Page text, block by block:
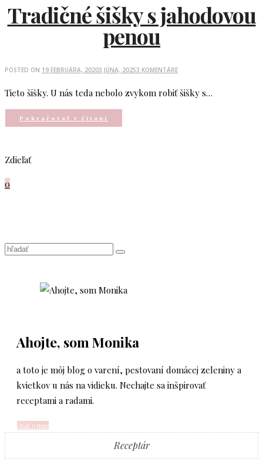
Tradičné šišky s jahodovou
penou
POSTED ON 19 FEBRUÁRA, 20203 JÚNA, 20253 KOMENTÁRE
Tieto šišky. U nás teda nebolo zvykom robiť šišky s…
Pokračovať v čítaní
Zdieľať
0
Ahojte, som Monika
a toto je môj blog o varení, pestovaní domácej zeleniny a
kvietkov u nás na vidieku. Nechajte sa inšpirovať
receptami a radami.
čítať o mne
Receptár